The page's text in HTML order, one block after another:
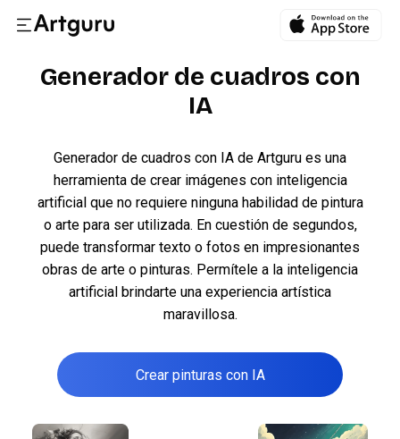
Generador de cuadros con
IA
Generador de cuadros con IA de Artguru es una
herramienta de crear imágenes con inteligencia
artificial que no requiere ninguna habilidad de pintura
o arte para ser utilizada. En cuestión de segundos,
puede transformar texto o fotos en impresionantes
obras de arte o pinturas. Permítele a la inteligencia
artificial brindarte una experiencia artística
maravillosa.
Crear pinturas con IA